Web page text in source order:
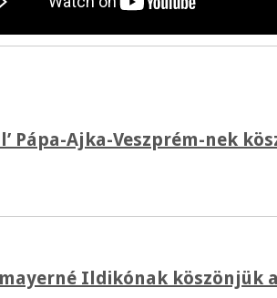
Pápa-Ajka-Veszprém-nek
Ildikónak köszönjük